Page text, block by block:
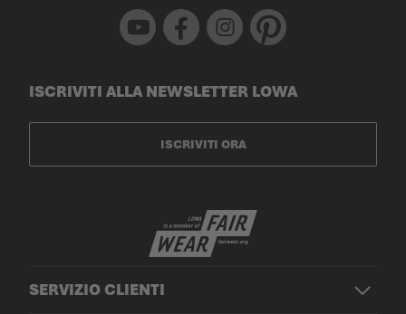
Youtube Facebook Instagram Pinterest
SERVIZIO CLIENTI
ISCRIVITI ALLA NEWSLETTER LOWA
ISCRIVITI ORA